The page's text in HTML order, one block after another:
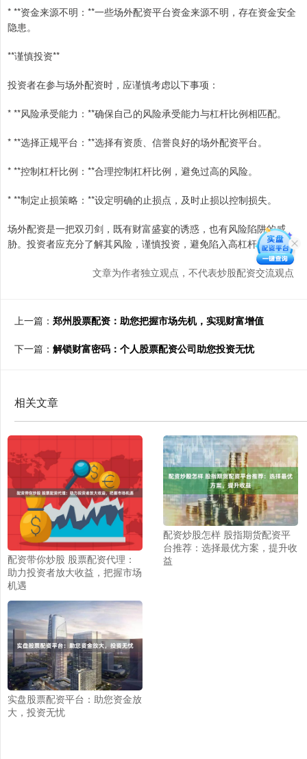
* **资金来源不明：**一些场外配资平台资金来源不明，存在资金安全
隐患。
**谨慎投资**
投资者在参与场外配资时，应谨慎考虑以下事项：
* **风险承受能力：**确保自己的风险承受能力与杠杆比例相匹配。
* **选择正规平台：**选择有资质、信誉良好的场外配资平台。
* **控制杠杆比例：**合理控制杠杆比例，避免过高的风险。
* **制定止损策略：**设定明确的止损点，及时止损以控制损失。
场外配资是一把双刃剑，既有财富盛宴的诱惑，也有风险陷阱的威
胁。投资者应充分了解其风险，谨慎投资，避免陷入高杠杆的陷阱。
文章为作者独立观点，不代表炒股配资交流观点
上一篇： 郑州股票配资：助您把握市场先机，实现财富增值
下一篇： 解锁财富密码：个人股票配资公司助您投资无忧
相关文章
配资带你炒股 股票配资代理：
助力投资者放大收益，把握市场
机遇
配资炒股怎样 股指期货配资平
台推荐：选择最优方案，提升收
益
实盘股票配资平台：助您资金放
大，投资无忧